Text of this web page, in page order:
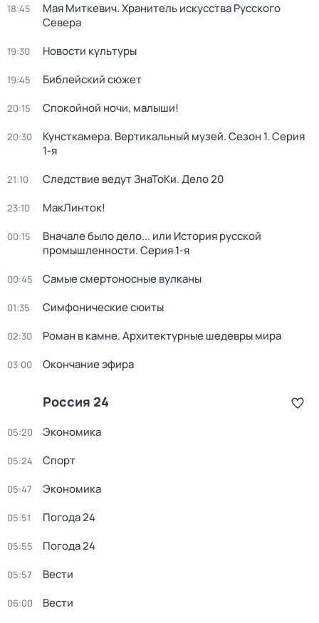
18:45
Мая Миткевич. Хранитель искусства Русского
Севера
19:30 Новости культуры
19:45 Библейский сюжет
20:15 Спокойной ночи, малыши!
20:30 Кунсткамера. Вертикальный музей. Сезон 1. Серия
1-я
21:10 Следствие ведут ЗнаТоКи. Дело 20
23:10 МакЛинток!
00:15
Вначале было дело... или История русской
промышленности. Серия 1-я
00:45 Самые смертоносные вулканы
01:35 Симфонические сюиты
02:30 Роман в камне. Архитектурные шедевры мира
03:00 Окончание эфира
Россия 24
05:20 Экономика
05:24 Спорт
05:47 Экономика
05:51 Погода 24
05:55 Погода 24
05:57 Вести
06:00 Вести